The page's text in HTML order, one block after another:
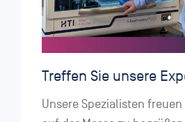
Treffen Sie unsere
Unsere Spezialisten